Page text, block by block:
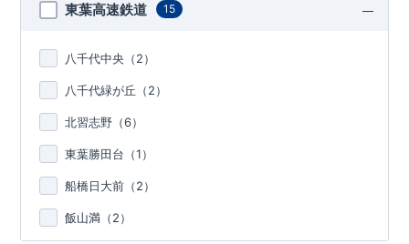
東葉高速鉄道 15
八千代中央（2）
八千代緑が丘（2）
北習志野（6）
東葉勝田台（1）
船橋日大前（2）
飯山満（2）